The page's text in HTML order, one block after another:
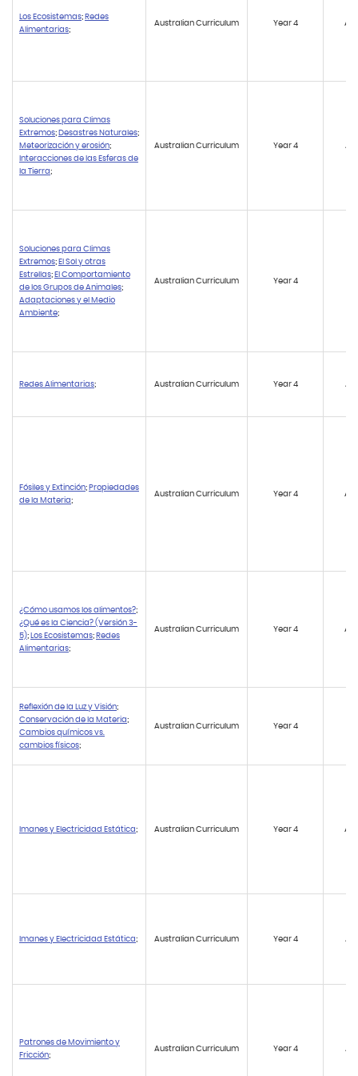
Los Ecosistemas; Redes
Alimentarias;
Australian Curriculum Year 4
Soluciones para Climas
Extremos; Desastres Naturales;
Meteorización y erosión;
Interacciones de las Esferas de
la Tierra;
Australian Curriculum Year 4
Soluciones para Climas
Extremos; El Sol y otras
Estrellas; El Comportamiento
de los Grupos de Animales;
Adaptaciones y el Medio
Ambiente;
Australian Curriculum Year 4
Redes Alimentarias; Australian Curriculum Year 4
Fósiles y Extinción; Propiedades
de la Materia;
Australian Curriculum Year 4
¿Cómo usamos los alimentos?;
¿Qué es la Ciencia? (Versión 3-
5); Los Ecosistemas; Redes
Alimentarias;
Australian Curriculum Year 4
Reflexión de la Luz y Visión;
Conservación de la Materia;
Cambios químicos vs.
cambios físicos;
Australian Curriculum Year 4
Imanes y Electricidad Estática; Australian Curriculum Year 4
Imanes y Electricidad Estática; Australian Curriculum Year 4
Patrones de Movimiento y
Fricción;
Australian Curriculum Year 4